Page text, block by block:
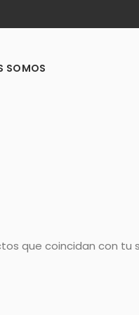
SOMOS
que coincidan con tu